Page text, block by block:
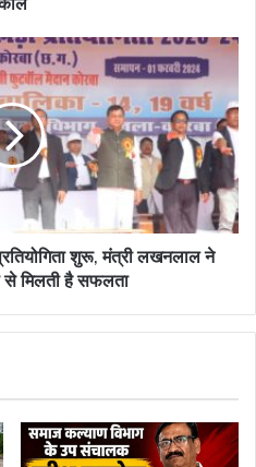
शुरू, मंत्री लखनलाल ने
मिलती है सफलता